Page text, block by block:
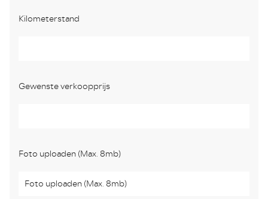
Kilometerstand
Gewenste verkoopprijs
Foto uploaden (Max. 8mb)
Foto uploaden (Max. 8mb)